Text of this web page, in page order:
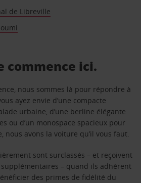
de Libreville
commence ici.
nous sommes là pour répondre à
ayez envie d’une compacte
urbaine, d’une berline élégante
ou d’un monospace spacieux pour
nous avons la voiture qu’il vous faut.
sont surclassés – et reçoivent
– quand ils adhèrent
des primes de fidélité du